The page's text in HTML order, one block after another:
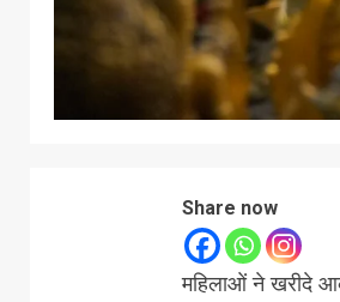
Share now
महिलाओं ने खरीदे